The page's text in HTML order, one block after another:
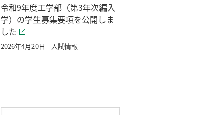
令和9年度工学部（第3年次編入
学）の学生募集要項を公開しま
した
2026年4月20日 入試情報